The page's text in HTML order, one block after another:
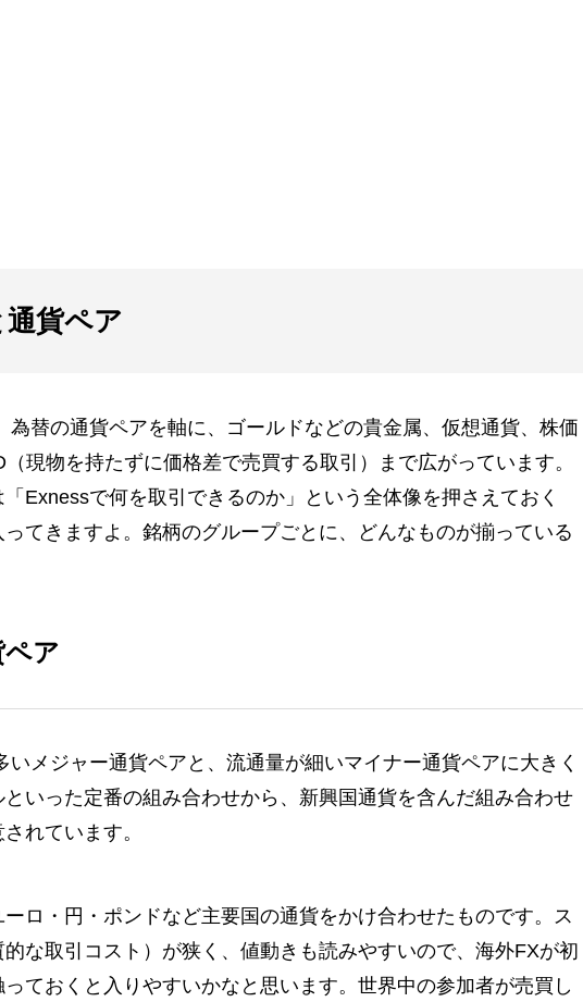
貨ペア
為替の通貨ペアを軸に、ゴールドなどの貴金属、仮想通貨、株価
現物を持たずに価格差で売買する取引）まで広がっています。
Exnessで何を取引できるのか」という全体像を押さえておく
てきますよ。銘柄のグループごとに、どんなものが揃っている
ア
メジャー通貨ペアと、流通量が細いマイナー通貨ペアに大きく
いった定番の組み合わせから、新興国通貨を含んだ組み合わせ
れています。
ロ・円・ポンドなど主要国の通貨をかけ合わせたものです。ス
な取引コスト）が狭く、値動きも読みやすいので、海外FXが初
ておくと入りやすいかなと思います。世界中の参加者が売買し